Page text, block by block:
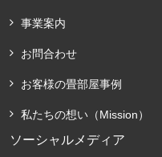
事業案内
お問合わせ
お客様の畳部屋事例
私たちの想い（Mission）
ソーシャルメディア